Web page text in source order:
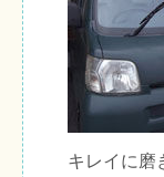
キレイに磨